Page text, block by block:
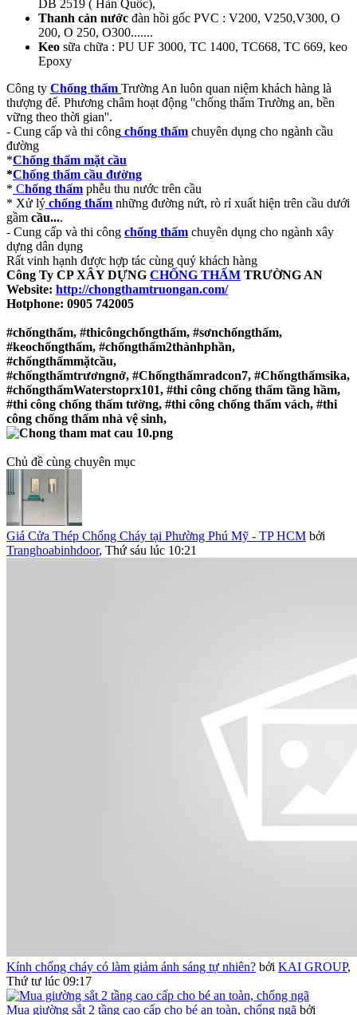
DB 2519 ( Hàn Quốc),
Thanh cản nước đàn hồi gốc PVC : V200, V250,V300, O
200, O 250, O300.......
Keo sữa chữa : PU UF 3000, TC 1400, TC668, TC 669, keo
Epoxy
Công ty Chống thấm Trường An luôn quan niệm khách hàng là
thượng đế. Phương châm hoạt động ''chống thấm Trường an, bền
vững theo thời gian''.
- Cung cấp và thi công chống thấm chuyên dụng cho ngành cầu
đường
*Chống thấm mặt cầu
*Chống thấm cầu đường
* Chống thấm phễu thu nước trên cầu
* Xử lý chống thấm những đường nứt, rò rỉ xuất hiện trên cầu dưới
gầm cầu....
- Cung cấp và thi công chống thấm chuyên dụng cho ngành xây
dựng dân dụng
Rất vinh hạnh được hợp tác cùng quý khách hàng
Công Ty CP XÂY DỰNG CHỐNG THẤM TRƯỜNG AN
Website: http://chongthamtruongan.com/
Hotphone: 0905 742005
#chốngthấm, #thicôngchốngthấm, #sơnchốngthấm,
#keochốngthấm, #chốngthấm2thànhphần,
#chốngthấmmặtcầu,
#chốngthấmtrươngnở, #Chốngthấmradcon7, #Chốngthấmsika,
#chốngthấmWaterstoprx101, #thi công chống thấm tầng hầm,
#thi công chống thấm tường, #thi công chống thấm vách, #thi
công chống thấm nhà vệ sinh,
Chủ đề cùng chuyên mục
Giá Cửa Thép Chống Cháy tại Phường Phú Mỹ - TP HCM bởi
Tranghoabinhdoor, Thứ sáu lúc 10:21
Kính chống cháy có làm giảm ánh sáng tự nhiên? bởi KAI GROUP,
Thứ tư lúc 09:17
Mua giường sắt 2 tầng cao cấp cho bé an toàn, chống ngã bởi